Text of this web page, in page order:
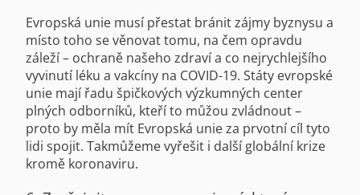
Evropská unie musí přestat bránit zájmy byznysu a
místo toho se věnovat tomu, na čem opravdu
záleží – ochraně našeho zdraví a co nejrychlejšího
vyvinutí léku a vakcíny na COVID-19. Státy evropské
unie mají řadu špičkových výzkumných center
plných odborníků, kteří to můžou zvládnout –
proto by měla mít Evropská unie za prvotní cíl tyto
lidi spojit. Takmůžeme vyřešit i další globální krize
kromě koronaviru.